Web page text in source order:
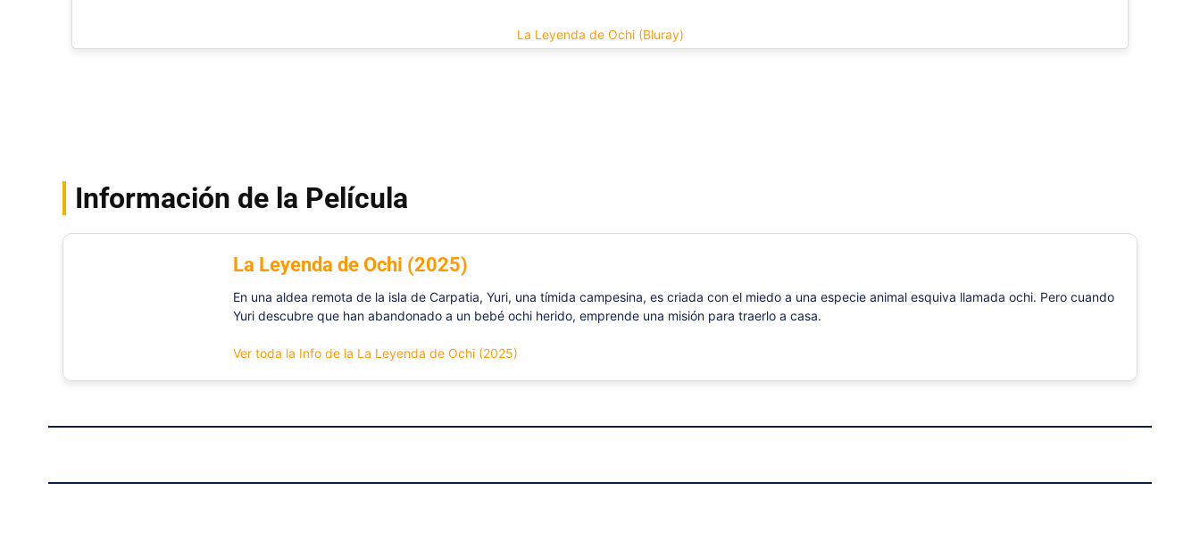
La Leyenda de Ochi (Bluray)
Información de la Película
La Leyenda de Ochi (2025)
En una aldea remota de la isla de Carpatia, Yuri, una tímida campesina, es criada con el miedo a una especie animal esquiva llamada ochi. Pero cuando
Yuri descubre que han abandonado a un bebé ochi herido, emprende una misión para traerlo a casa.
Ver toda la Info de la La Leyenda de Ochi (2025)